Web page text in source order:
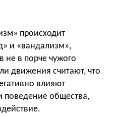
происходит
и «вандализм»,
не в порче чужого
движения считают, что
влияют
поведение общества,